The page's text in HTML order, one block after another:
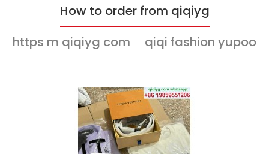
How to order from qiqiyg
https m qiqiyg com
qiqi fashion yupoo